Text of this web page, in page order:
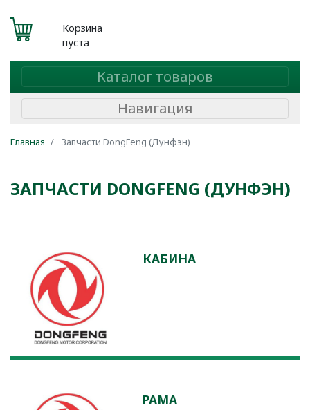
Корзина
пуста
Каталог товаров
Навигация
Главная Запчасти DongFeng (Дунфэн)
ЗАПЧАСТИ DONGFENG (ДУНФЭН)
КАБИНА
РАМА